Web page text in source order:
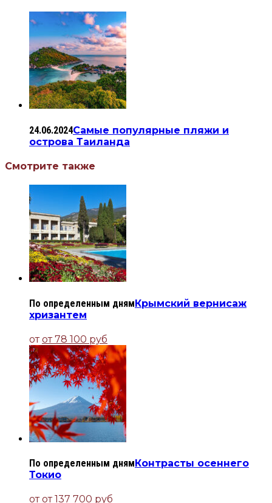
24.06.2024Самые популярные пляжи и
острова Таиланда
Смотрите также
По определенным днямКрымский вернисаж
хризантем
отот 78 100 руб
По определенным днямКонтрасты осеннего
Токио
отот 137 700 руб